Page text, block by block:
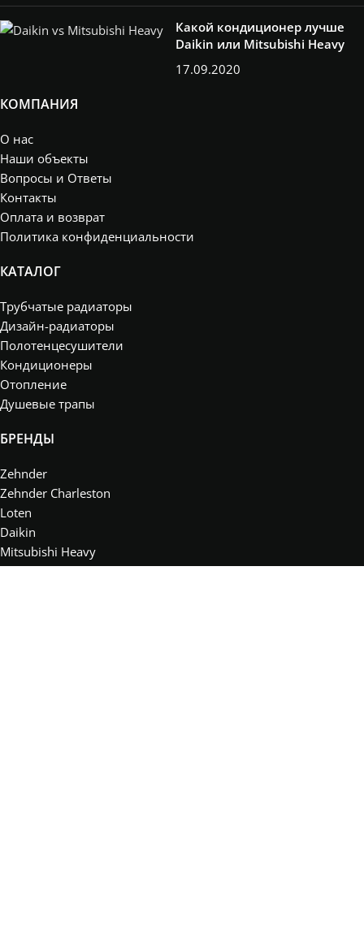
Какой кондиционер лучше
Daikin или Mitsubishi Heavy
17.09.2020
КОМПАНИЯ
О нас
Наши объекты
Вопросы и Ответы
Контакты
Оплата и возврат
Политика конфиденциальности
КАТАЛОГ
Трубчатые радиаторы
Дизайн-радиаторы
Полотенцесушители
Кондиционеры
Отопление
Душевые трапы
БРЕНДЫ
Zehnder
Zehnder Charleston
Loten
Daikin
Mitsubishi Heavy
Daveti